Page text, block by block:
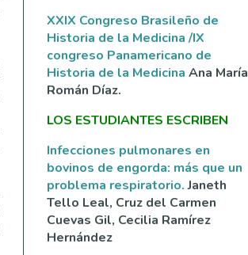
XXIX Congreso Brasileño de
Historia de la Medicina /IX
congreso Panamericano de
Historia de la Medicina Ana María
Román Díaz.
LOS ESTUDIANTES ESCRIBEN
Infecciones pulmonares en
bovinos de engorda: más que un
problema respiratorio.Janeth
Tello Leal, Cruz del Carmen
Cuevas Gil, Cecilia Ramírez
Hernández